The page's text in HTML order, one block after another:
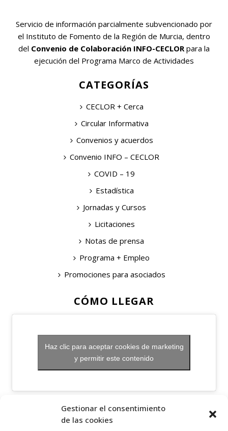
Gestionar el consentimiento
de las cookies
Servicio de información parcialmente subvencionado por
el Instituto de Fomento de la Región de Murcia, dentro
del Convenio de Colaboración INFO-CECLOR para la
ejecución del Programa Marco de Actividades
CATEGORÍAS
CECLOR + Cerca
Circular Informativa
Convenios y acuerdos
Convenio INFO – CECLOR
COVID – 19
Estadística
Jornadas y Cursos
Licitaciones
Notas de prensa
Programa + Empleo
Promociones para asociados
CÓMO LLEGAR
Haz clic para aceptar cookies de marketing
y permitir este contenido
OTROS ENLACES